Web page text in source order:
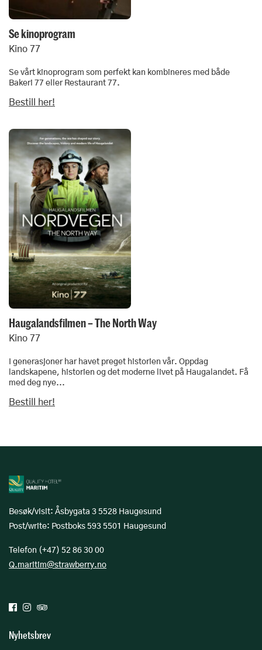
Se kinoprogram
Kino 77
Se vårt kinoprogram som perfekt kan kombineres med både
Bakeri 77 eller Restaurant 77.
Bestill her!
Haugalandsfilmen – The North Way
Kino 77
I generasjoner har havet preget historien vår. Oppdag
landskapene, historien og det moderne livet på Haugalandet. Få
med deg nye...
Bestill her!
Besøk/visit: Åsbygata 3 5528 Haugesund
Post/write: Postboks 593 5501 Haugesund
Telefon (+47) 52 86 30 00
Q.maritim@strawberry.no
Nyhetsbrev